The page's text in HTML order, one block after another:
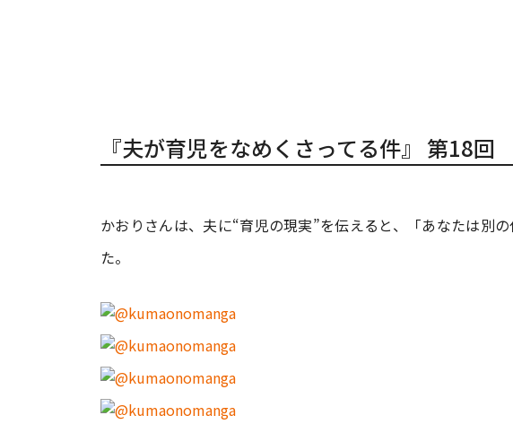
『夫が育児をなめくさってる件』 第18回
かおりさんは、夫に“育児の現実”を伝えると、「あなたは別
た。